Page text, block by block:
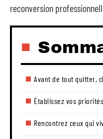
reconversion
Avant de tout quitter,
Établissez vos
Rencontrez ceux qui